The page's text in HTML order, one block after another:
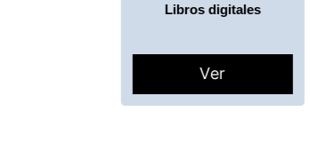
Libros digitales
Ver